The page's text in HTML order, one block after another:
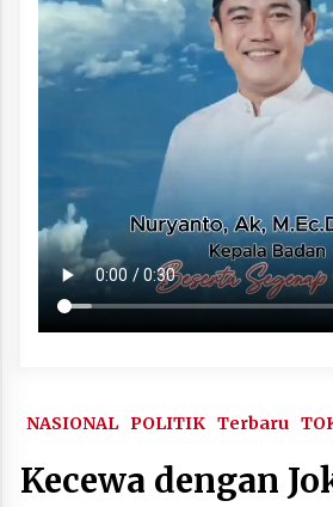
NASIONAL POLITIK Terbaru
Kecewa dengan